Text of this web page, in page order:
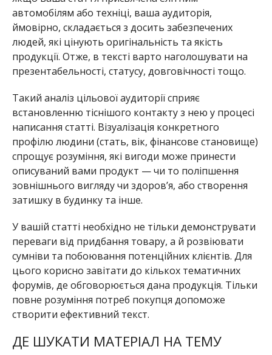
автомобілям або техніці, ваша аудиторія,
ймовірно, складається з досить забезпечених
людей, які цінують оригінальність та якість
продукції. Отже, в тексті варто наголошувати на
презентабельності, статусу, довговічності тощо.
Такий аналіз цільової аудиторії сприяє
встановленню тіснішого контакту з нею у процесі
написання статті. Візуалізація конкретного
профілю людини (стать, вік, фінансове становище)
спрощує розуміння, які вигоди може принести
описуваний вами продукт — чи то поліпшення
зовнішнього вигляду чи здоров’я, або створення
затишку в будинку та інше.
У вашій статті необхідно не тільки демонструвати
переваги від придбання товару, а й розвіювати
сумніви та побоювання потенційних клієнтів. Для
цього корисно завітати до кількох тематичних
форумів, де обговорюється дана продукція. Тільки
повне розуміння потреб покупця допоможе
створити ефективний текст.
ДЕ ШУКАТИ МАТЕРІАЛ НА ТЕМУ